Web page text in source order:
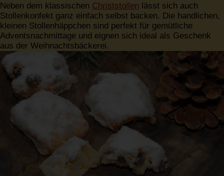
Neben dem klassischen Christstollen lässt sich auch
Stollenkonfekt ganz einfach selbst backen. Die handlichen,
kleinen Stollenhäppchen sind perfekt für gemütliche
Adventsnachmittage und eignen sich ideal als Geschenk
aus der Weihnachtsbäckerei.